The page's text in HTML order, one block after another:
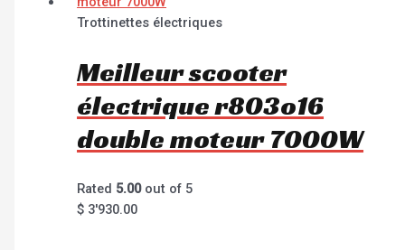
Trottinettes électriques
Meilleur scooter
électrique r803o16
double moteur 7000W
Rated 5.00out of 5
$ 3'930.00